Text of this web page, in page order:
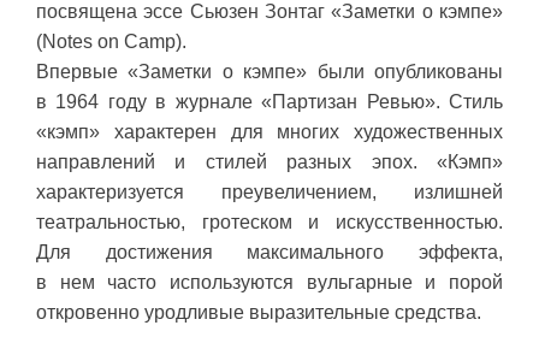
посвящена эссе Сьюзен Зонтаг «Заметки о кэмпе»
(Notes on Camp).
Впервые «Заметки о кэмпе» были опубликованы
в 1964 году в журнале «Партизан Ревью». Стиль
«кэмп» характерен для многих художественных
направлений и стилей разных эпох. «Кэмп»
характеризуется преувеличением, излишней
театральностью, гротеском и искусственностью.
Для достижения максимального эффекта,
в нем часто используются вульгарные и порой
откровенно уродливые выразительные средства.